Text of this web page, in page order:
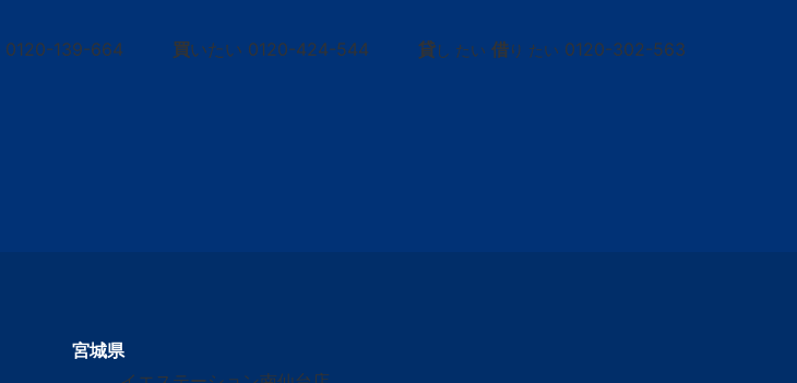
0120-139-664 買いたい 0120-424-544 貸し たい 借り たい 0120-302-563
宮城県